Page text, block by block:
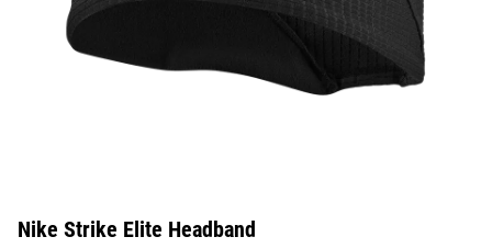
Nike Strike Elite Headband